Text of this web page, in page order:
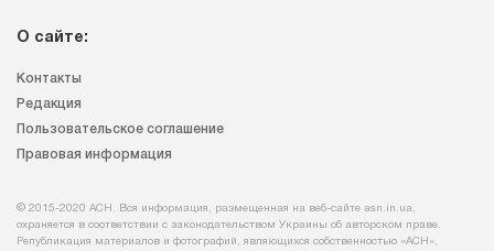
О сайте:
Контакты
Редакция
Пользовательское соглашение
Правовая информация
© 2015-2020 АСН. Вся информация, размещенная на веб-сайте asn.in.ua,
охраняется в соответствии с законодательством Украины об авторском праве.
Републикация материалов и фотографий, являющихся собственностью «АСН»,